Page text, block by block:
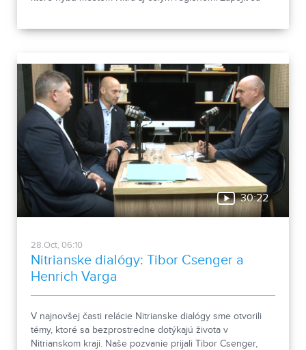
30:22
28.Oct, 06:10
Nitrianske dialógy: Tibor Csenger a
Henrich Varga
V najnovšej časti relácie Nitrianske dialógy sme otvorili
témy, ktoré sa bezprostredne dotýkajú života v
Nitrianskom kraji. Naše pozvanie prijali Tibor Csenger,